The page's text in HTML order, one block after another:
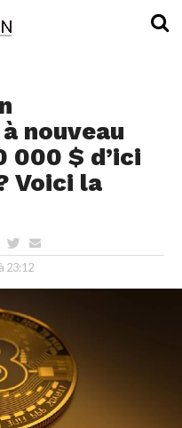
nouveau
000 $ d’ici
Voici la
23:12